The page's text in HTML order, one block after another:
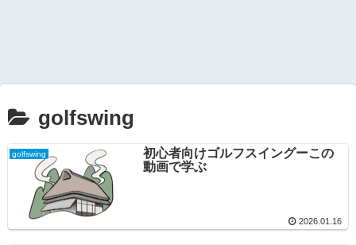
golfswing
golfswing
初心者向けゴルフスイングーこの
動画で学ぶ
2026.01.16